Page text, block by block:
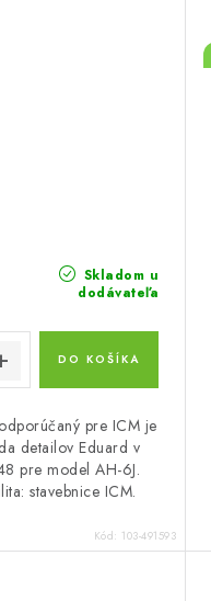
Skladom u
dodávateľa
DO KOŠÍKA
pre ICM je
detailov Eduard v
pre model AH-6J.
stavebnice ICM.
Kód: 103-491593